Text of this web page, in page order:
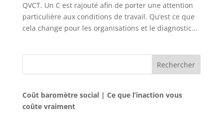
QVCT. Un C est rajouté afin de porter une attention
particulière aux conditions de travail. Qu’est ce que
cela change pour les organisations et le diagnostic...
Rechercher
Coût baromètre social | Ce que l’inaction vous
coûte vraiment